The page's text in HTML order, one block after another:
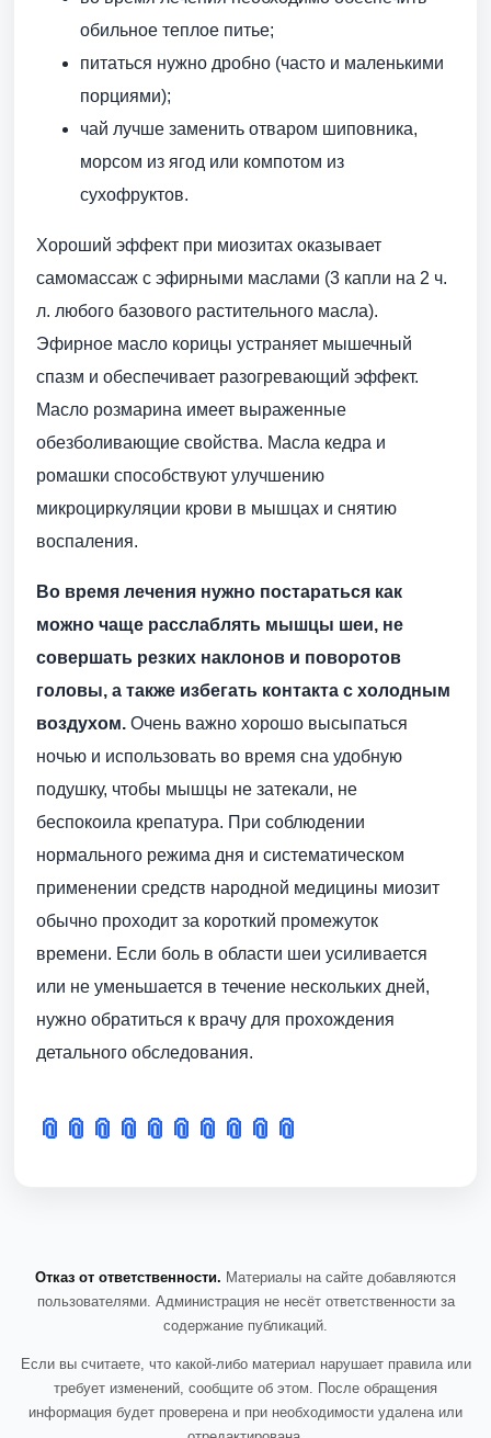
обильное теплое питье;
питаться нужно дробно (часто и маленькими
порциями);
чай лучше заменить отваром шиповника,
морсом из ягод или компотом из
сухофруктов.
Хороший эффект при миозитах оказывает
самомассаж с эфирными маслами (3 капли на 2 ч.
л. любого базового растительного масла).
Эфирное масло корицы устраняет мышечный
спазм и обеспечивает разогревающий эффект.
Масло розмарина имеет выраженные
обезболивающие свойства. Масла кедра и
ромашки способствуют улучшению
микроциркуляции крови в мышцах и снятию
воспаления.
Во время лечения нужно постараться как
можно чаще расслаблять мышцы шеи, не
совершать резких наклонов и поворотов
головы, а также избегать контакта с холодным
воздухом. Очень важно хорошо высыпаться
ночью и использовать во время сна удобную
подушку, чтобы мышцы не затекали, не
беспокоила крепатура. При соблюдении
нормального режима дня и систематическом
применении средств народной медицины миозит
обычно проходит за короткий промежуток
времени. Если боль в области шеи усиливается
или не уменьшается в течение нескольких дней,
нужно обратиться к врачу для прохождения
детального обследования.
📎 📎 📎 📎 📎 📎 📎 📎 📎 📎
Отказ от ответственности. Материалы на сайте добавляются
пользователями. Администрация не несёт ответственности за
содержание публикаций.
Если вы считаете, что какой-либо материал нарушает правила или
требует изменений, сообщите об этом. После обращения
информация будет проверена и при необходимости удалена или